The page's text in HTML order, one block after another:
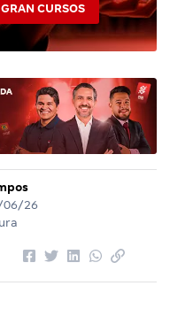
CURSOS
06/26